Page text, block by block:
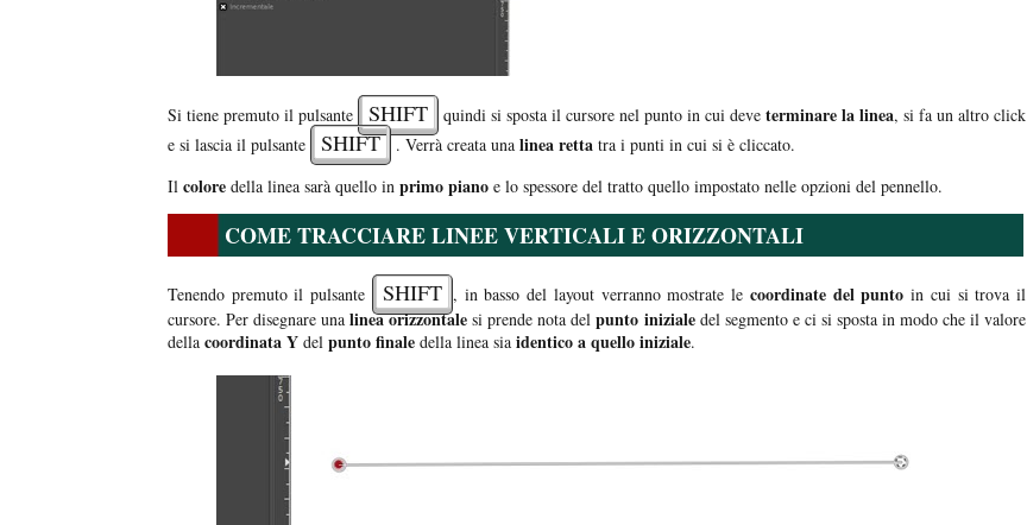
Si tiene premuto il pulsante SHIFT quindi si sposta il cursore nel punto in cui deve terminare la linea, si fa un altro click
e si lascia il pulsante
SHIFT . Verrà creata una linea retta tra i punti in cui si è cliccato.
Il colore della linea sarà quello in primo piano e lo spessore del tratto quello impostato nelle opzioni del pennello.
COME TRACCIARE LINEE VERTICALI E ORIZZONTALI
Tenendo premuto il pulsante SHIFT , in basso del layout verranno mostrate le coordinate del punto in cui si trova il
cursore. Per disegnare una linea orizzontale si prende nota delpunto inizialedel segmento e ci si sposta in modo che il valore
della coordinata Y del punto finale della linea sia identico a quello iniziale.